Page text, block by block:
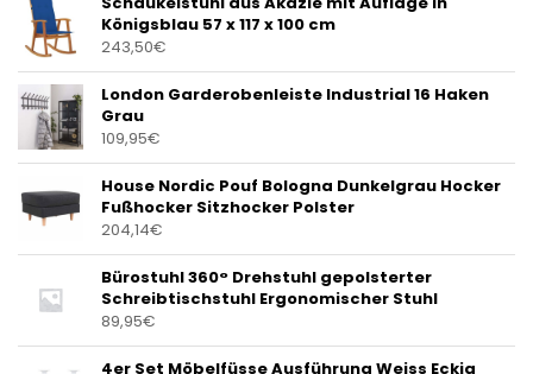
Königsblau 57 x 117 x 100 cm
243,50€
London Garderobenleiste Industrial 16 Haken
Grau
109,95€
House Nordic Pouf Bologna Dunkelgrau Hocker
Fußhocker Sitzhocker Polster
204,14€
Bürostuhl 360° Drehstuhl gepolsterter
Schreibtischstuhl Ergonomischer Stuhl
89,95€
4er Set Möbelfüsse Ausführung Weiss Eckig